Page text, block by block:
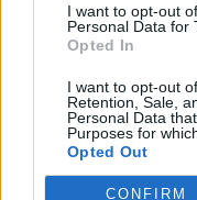
I want to opt-out
Personal Data for
Opted In
I want to opt-out
Retention, Sale,
Personal Data
Purposes for
Opted Out
CONFIRM
Zgodovinska
Raoul Peck Igrajo:
Vicky Krieps,
Alexander Scheer